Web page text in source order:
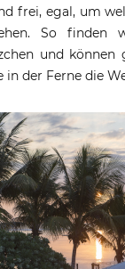
frei, egal, um
So finden
und können
in der Ferne die